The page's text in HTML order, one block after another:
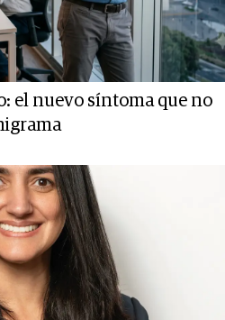
el nuevo síntoma que no